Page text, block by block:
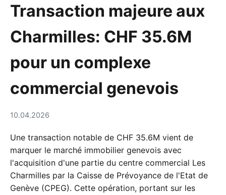
Transaction majeure aux
Charmilles: CHF 35.6M
pour un complexe
commercial genevois
10.04.2026
Une transaction notable de CHF 35.6M vient de
marquer le marché immobilier genevois avec
l'acquisition d'une partie du centre commercial Les
Charmilles par la Caisse de Prévoyance de l'Etat de
Genève (CPEG). Cette opération, portant sur les